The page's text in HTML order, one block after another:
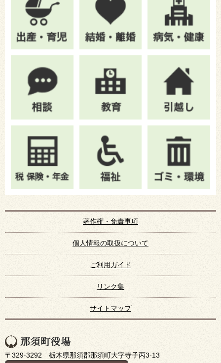
著作権・免責事項
個人情報の取扱について
ご利用ガイド
リンク集
サイトマップ
〒329-3292 栃木県那須郡那須町大字寺子丙3-13